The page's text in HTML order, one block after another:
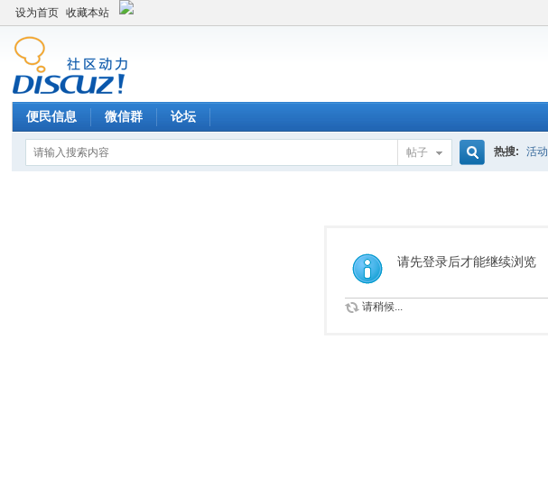
设为首页 收藏本站
便民信息 微信群 论坛
帖子
索
热搜: 活动
请先登录后才能继续浏览
请稍候...